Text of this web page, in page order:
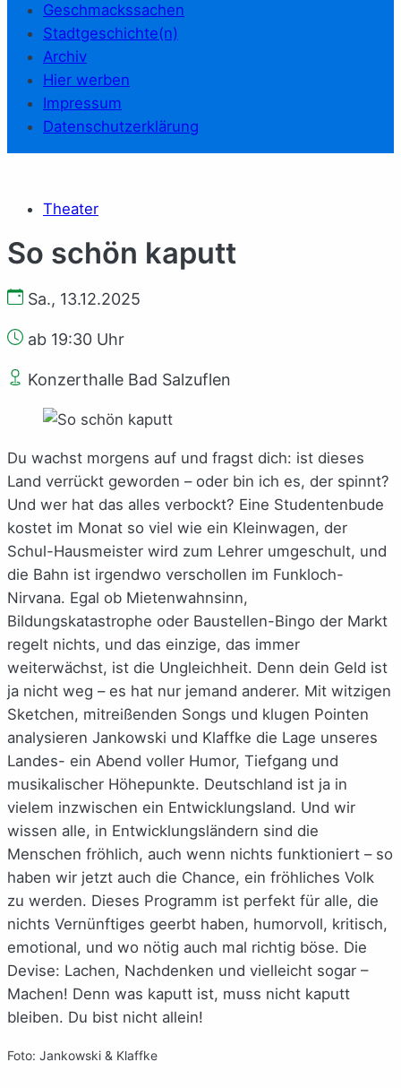
Geschmackssachen
Stadtgeschichte(n)
Archiv
Hier werben
Impressum
Datenschutzerklärung
Theater
So schön kaputt
Sa., 13.12.2025
ab 19:30 Uhr
Konzerthalle Bad Salzuflen
Du wachst morgens auf und fragst dich: ist dieses
Land verrückt geworden – oder bin ich es, der spinnt?
Und wer hat das alles verbockt? Eine Studentenbude
kostet im Monat so viel wie ein Kleinwagen, der
Schul-Hausmeister wird zum Lehrer umgeschult, und
die Bahn ist irgendwo verschollen im Funkloch-
Nirvana. Egal ob Mietenwahnsinn,
Bildungskatastrophe oder Baustellen-Bingo der Markt
regelt nichts, und das einzige, das immer
weiterwächst, ist die Ungleichheit. Denn dein Geld ist
ja nicht weg – es hat nur jemand anderer. Mit witzigen
Sketchen, mitreißenden Songs und klugen Pointen
analysieren Jankowski und Klaffke die Lage unseres
Landes- ein Abend voller Humor, Tiefgang und
musikalischer Höhepunkte. Deutschland ist ja in
vielem inzwischen ein Entwicklungsland. Und wir
wissen alle, in Entwicklungsländern sind die
Menschen fröhlich, auch wenn nichts funktioniert – so
haben wir jetzt auch die Chance, ein fröhliches Volk
zu werden. Dieses Programm ist perfekt für alle, die
nichts Vernünftiges geerbt haben, humorvoll, kritisch,
emotional, und wo nötig auch mal richtig böse. Die
Devise: Lachen, Nachdenken und vielleicht sogar –
Machen! Denn was kaputt ist, muss nicht kaputt
bleiben. Du bist nicht allein!
Foto: Jankowski & Klaffke